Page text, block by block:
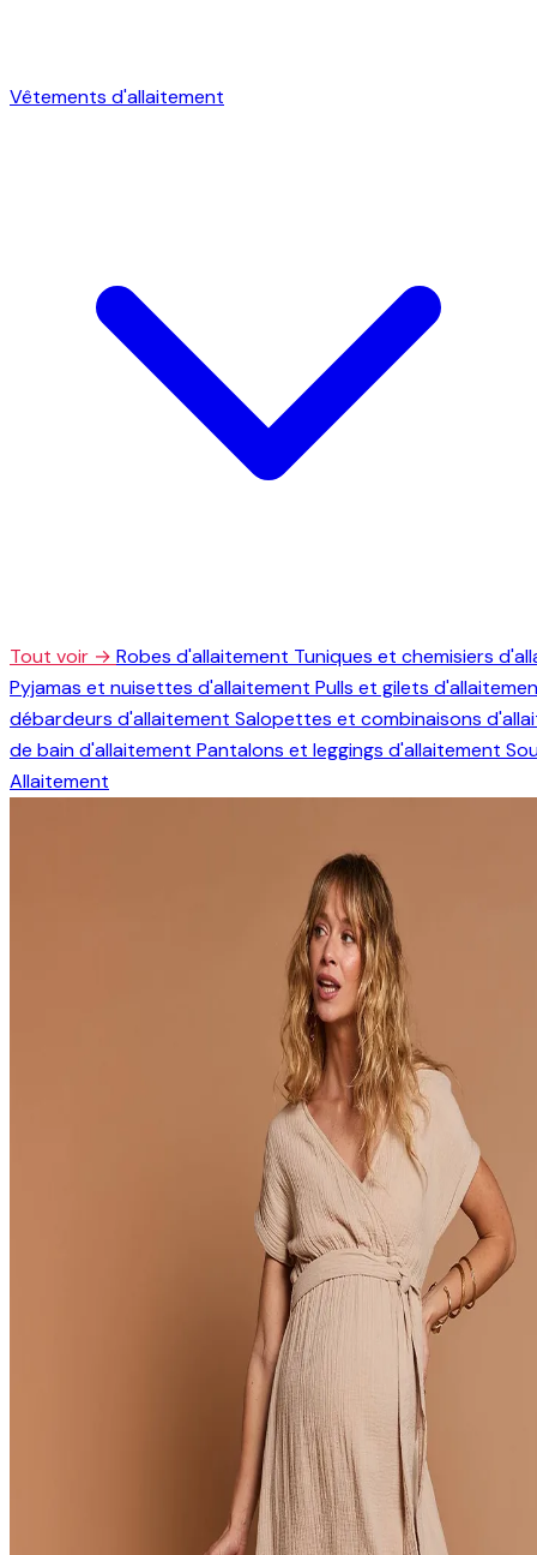
Vêtements d'allaitement
Tout voir → Robes d'allaitement Tuniques et chemisiers
Pyjamas et nuisettes d'allaitement Pulls et gilets
débardeurs d'allaitement Salopettes et combinaisons
de bain d'allaitement Pantalons et leggings d'allaitement
Allaitement